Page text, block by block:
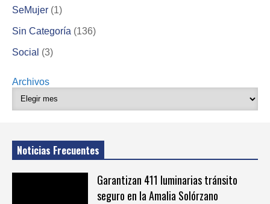
SeMujer (1)
Sin Categoría (136)
Social (3)
Archivos
Noticias Frecuentes
Garantizan 411 luminarias tránsito
seguro en la Amalia Solórzano